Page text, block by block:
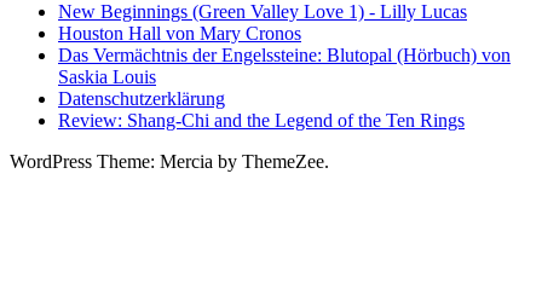
New Beginnings (Green Valley Love 1) - Lilly Lucas
Houston Hall von Mary Cronos
Das Vermächtnis der Engelssteine: Blutopal (Hörbuch) von
Saskia Louis
Datenschutzerklärung
Review: Shang-Chi and the Legend of the Ten Rings
WordPress Theme: Mercia by ThemeZee.